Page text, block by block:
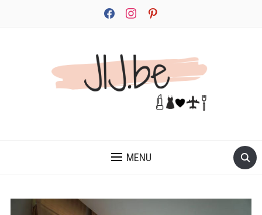
facebookinstagrampinterest
MENU